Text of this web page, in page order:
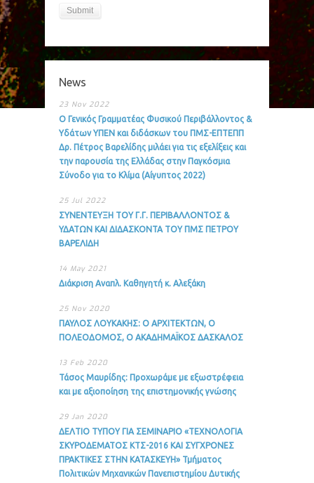
News
23 Nov 2022
Ο Γενικός Γραμματέας Φυσικού Περιβάλλοντος &
Υδάτων ΥΠΕΝ και διδάσκων του ΠΜΣ-ΕΠΤΕΠΠ
Δρ. Πέτρος Βαρελίδης μιλάει για τις εξελίξεις και
την παρουσία της Ελλάδας στην Παγκόσμια
Σύνοδο για το Κλίμα (Αίγυπτος 2022)
25 Jul 2022
ΣΥΝΕΝΤΕΥΞΗ ΤΟΥ Γ.Γ. ΠΕΡΙΒΑΛΛΟΝΤΟΣ &
ΥΔΑΤΩΝ ΚΑΙ ΔΙΔΑΣΚΟΝΤΑ ΤΟΥ ΠΜΣ ΠΕΤΡΟΥ
ΒΑΡΕΛΙΔΗ
14 May 2021
Διάκριση Αναπλ. Καθηγητή κ. Αλεξάκη
25 Nov 2020
ΠΑΥΛΟΣ ΛΟΥΚΑΚΗΣ: Ο ΑΡΧΙΤΕΚΤΩΝ, Ο
ΠΟΛΕΟΔΟΜΟΣ, Ο ΑΚΑΔΗΜΑΪΚΟΣ ΔΑΣΚΑΛΟΣ
13 Feb 2020
Τάσος Μαυρίδης: Προχωράμε με εξωστρέφεια
και με αξιοποίηση της επιστημονικής γνώσης
29 Jan 2020
ΔΕΛΤΙΟ ΤΥΠΟΥ ΓΙΑ ΣΕΜΙΝΑΡΙΟ «ΤΕΧΝΟΛΟΓΙΑ
ΣΚΥΡΟΔΕΜΑΤΟΣ ΚΤΣ-2016 ΚΑΙ ΣΥΓΧΡΟΝΕΣ
ΠΡΑΚΤΙΚΕΣ ΣΤΗΝ ΚΑΤΑΣΚΕΥΗ» Τμήματος
Πολιτικών Μηχανικών Πανεπιστημίου Δυτικής